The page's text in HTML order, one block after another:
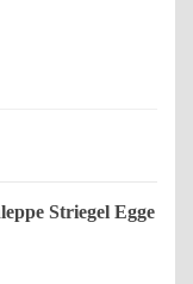
Striegel Egge